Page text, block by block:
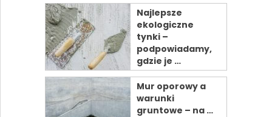
Najlepsze
ekologiczne
tynki –
podpowiadamy,
gdzie je …
Mur oporowy a
warunki
gruntowe – na …